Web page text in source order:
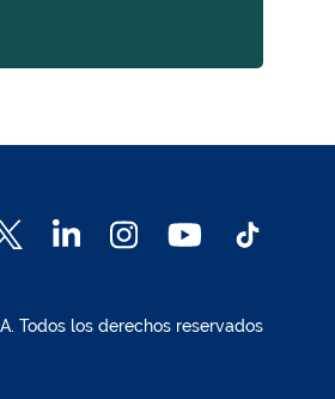
Todos los derechos reservados